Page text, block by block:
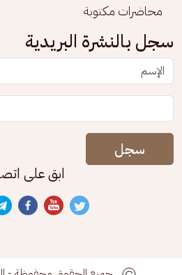
محاضرات مكتوبة
سجل بالنشرة البريدية
سجل
ابق على